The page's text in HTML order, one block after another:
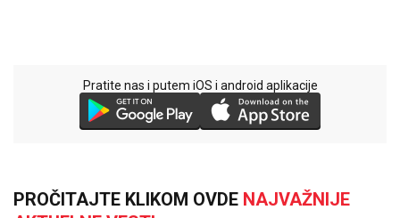
Pratite nas i putem iOS i android aplikacije
PROČITAJTE KLIKOM OVDE NAJVAŽNIJE